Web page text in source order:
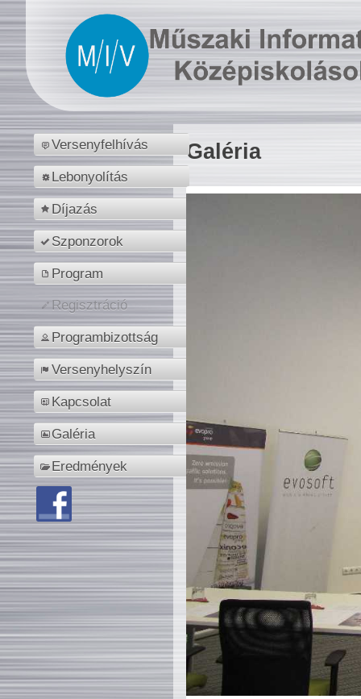
Versenyfelhívás
Lebonyolítás
Díjazás
Szponzorok
Program
Regisztráció
Programbizottság
Versenyhelyszín
Kapcsolat
Galéria
Eredmények
Galéria